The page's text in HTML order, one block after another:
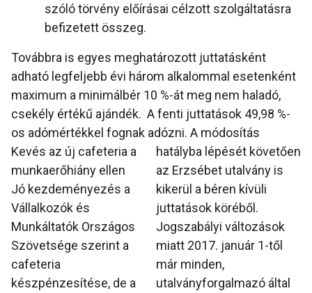
szóló törvény előírásai célzott szolgáltatásra
befizetett összeg.
Továbbra is egyes meghatározott juttatásként
adható legfeljebb évi három alkalommal esetenként
maximum a minimálbér 10 %-át meg nem haladó,
csekély értékű ajándék. A fenti juttatások 49,98 %-
os adómértékkel fognak adózni.
Kevés az új cafeteria a
munkaerőhiány ellen
Jó kezdeményezés a
Vállalkozók és
Munkáltatók Országos
Szövetsége szerint a
cafeteria
készpénzesítése, de a
A módosítás
hatályba lépését követően
az Erzsébet utalvány is
kikerül a béren kívüli
juttatások köréből.
Jogszabályi változások
miatt 2017. január 1-től
már minden,
utalványforgalmazó által